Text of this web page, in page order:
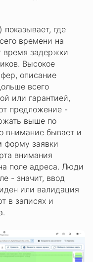
где
времени на
время задержки
Высокое
описание
всего
или гарантией,
предложение -
выше по
внимание бывает и
форму заявки
внимания
поле адреса. Люди
- значит, ввод
или валидация
в записях и